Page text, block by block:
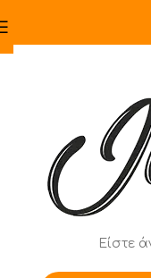
Είστε